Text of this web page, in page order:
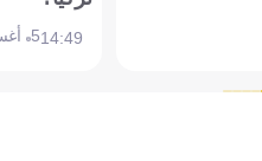
14:495 أغسطس 2026